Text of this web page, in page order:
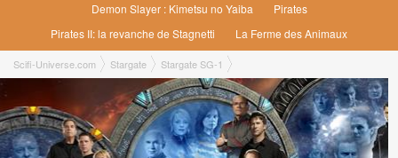
Demon Slayer : Kimetsu no Yaiba
Pirates
Pirates II: la revanche de Stagnetti
La Ferme des Animaux
Scifi-Universe.com Stargate Stargate SG-1